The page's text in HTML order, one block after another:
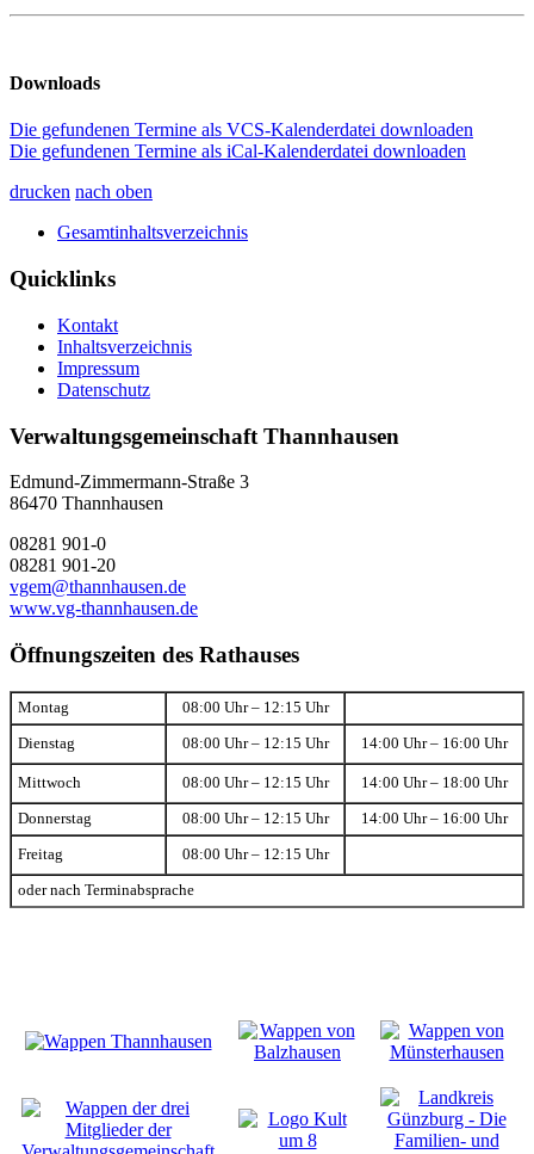
Downloads
Die gefundenen Termine als VCS-Kalenderdatei downloaden
Die gefundenen Termine als iCal-Kalenderdatei downloaden
drucken nach oben
Gesamtinhaltsverzeichnis
Quicklinks
Kontakt
Inhaltsverzeichnis
Impressum
Datenschutz
Verwaltungsgemeinschaft Thannhausen
Edmund-Zimmermann-Straße 3
86470 Thannhausen
08281 901-0
08281 901-20
vgem@thannhausen.de
www.vg-thannhausen.de
Öffnungszeiten des Rathauses
Montag 08:00 Uhr – 12:15 Uhr
Dienstag 08:00 Uhr – 12:15 Uhr 14:00 Uhr – 16:00 Uhr
Mittwoch 08:00 Uhr – 12:15 Uhr 14:00 Uhr – 18:00 Uhr
Donnerstag 08:00 Uhr – 12:15 Uhr 14:00 Uhr – 16:00 Uhr
Freitag 08:00 Uhr – 12:15 Uhr
oder nach Terminabsprache